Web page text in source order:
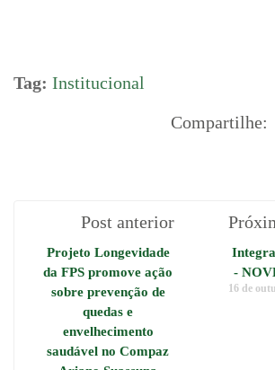
Tag: Institucional
Compartilhe:
Post anterior
Projeto Longevidade
da FPS promove ação
sobre prevenção de
quedas e
envelhecimento
saudável no Compaz
-
16 de